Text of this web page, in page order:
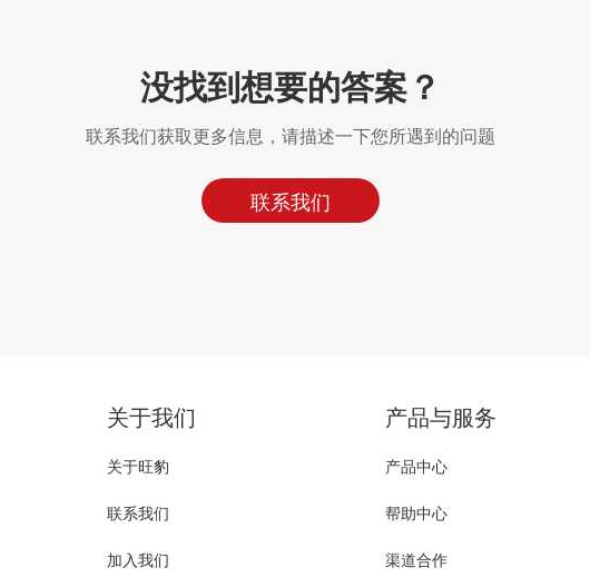
没找到想要的答案？
联系我们获取更多信息，请描述一下您所遇到的问题
联系我们
关于我们
关于旺豹
联系我们
加入我们
产品与服务
产品中心
帮助中心
渠道合作